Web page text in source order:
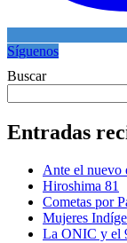
Síguenos
Buscar
Entradas
Ante el nuevo
Hiroshima 81
Cometas por
Mujeres
La ONIC y el